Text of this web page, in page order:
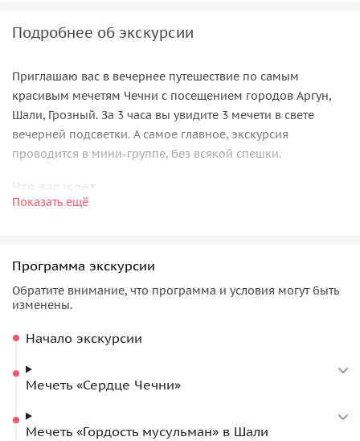
Подробнее об экскурсии
Приглашаю вас в вечернее путешествие по самым
красивым мечетям Чечни c посещением городов Аргун,
Шали, Грозный. За 3 часа вы увидите 3 мечети в свете
вечерней подсветки. А самое главное, экскурсия
проводится в мини-группе, без всякой спешки.
Что вас ждет
Шали и побываем в самой большой мечети в Европе —
«Гордость мусульман». Впечатляющих размеров мечеть
острова Тасос. Она поражает своей красотой как снаружи,
На закате солнца вы побываете в Аргуне и познакомитесь
ультрасовременном стиле хай-тек. Все гости республики
Показать ещё
Программа экскурсии
Обратите внимание, что программа и условия могут быть
изменены.
Начало экскурсии
Мечеть «Сердце Чечни»
Мечеть «Гордость мусульман» в Шали